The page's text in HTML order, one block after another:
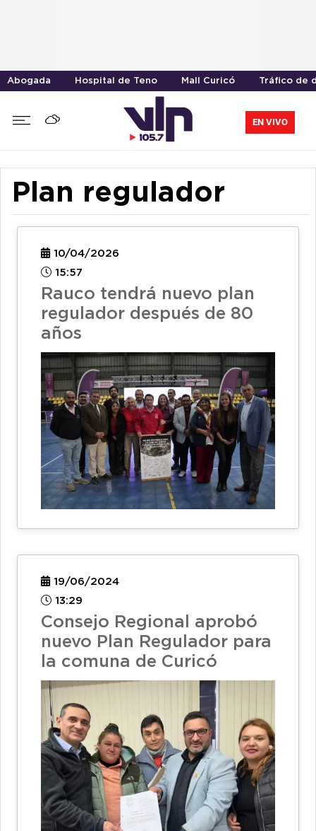
Abogada Hospital de Teno Mall Curicó Tráfico de
EN VIVO
Plan regulador
10/04/2026
15:57
Rauco tendrá nuevo plan
regulador después de 80
años
19/06/2024
13:29
Consejo Regional aprobó
nuevo Plan Regulador para
la comuna de Curicó